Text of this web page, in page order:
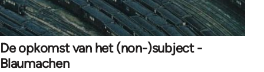
De opkomst van het (non-)subject -
Blaumachen